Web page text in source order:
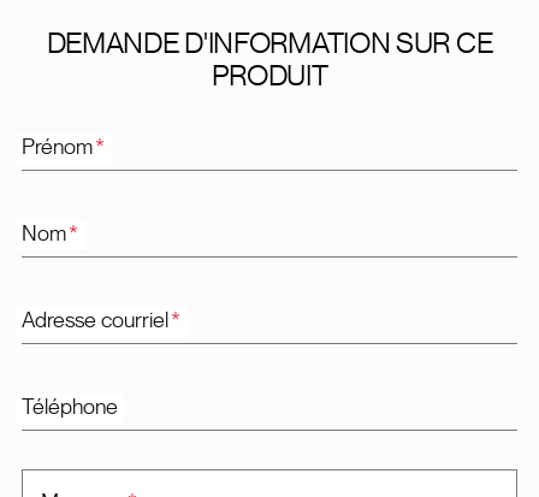
DEMANDE D'INFORMATION SUR CE
PRODUIT
Prénom*
Nom*
Adresse courriel *
Téléphone